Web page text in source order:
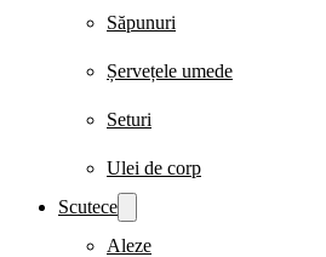
Săpunuri
Șervețele umede
Seturi
Ulei de corp
Scutece
Aleze